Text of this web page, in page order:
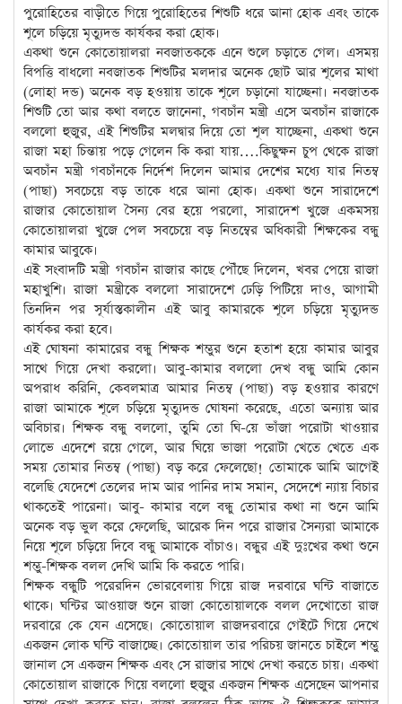
পুরোহিতের বাড়ীতে গিয়ে পুরোহিতের শিশুটি ধরে আনা হোক এবং তাকে
শূলে চড়িয়ে মৃত্যুদন্ড কার্যকর করা হোক।
একথা শুনে কোতোয়ালরা নবজাতককে এনে শুলে চড়াতে গেল। এসময়
বিপত্তি বাধলো নবজাতক শিশুটির মলদার অনেক ছোট আর শূলের মাথা
(লোহা দন্ড) অনেক বড় হওয়ায় তাকে শূলে চড়ানো যাচ্ছেনা। নবজাতক
শিশুটি তো আর কথা বলতে জানেনা, গবচাঁন মন্ত্রী এসে অবচাঁন রাজাকে
বললো হুজুর, এই শিশুটির মলদ্বার দিয়ে তো শূল যাচ্ছেনা, একথা শুনে
রাজা মহা চিন্তায় পড়ে গেলেন কি করা যায়….কিছুক্ষন চুপ থেকে রাজা
অবচাঁন মন্ত্রী গবচাঁনকে নির্দেশ দিলেন আমার দেশের মধ্যে যার নিতম্ব
(পাছা) সবচেয়ে বড় তাকে ধরে আনা হোক। একথা শুনে সারাদেশে
রাজার কোতোয়াল সৈন্য বের হয়ে পরলো, সারাদেশ খুজে একমসয়
কোতোয়ালরা খুজে পেল সবচেয়ে বড় নিতম্বের অধিকারী শিক্ষকের বন্ধু
কামার আবুকে।
এই সংবাদটি মন্ত্রী গবচাঁন রাজার কাছে পৌঁছে দিলেন, খবর পেয়ে রাজা
মহাখুশি। রাজা মন্ত্রীকে বললো সারাদেশে ঢেড়ি পিটিয়ে দাও, আগামী
তিনদিন পর সূর্যাস্তকালীন এই আবু কামারকে শূলে চড়িয়ে মৃত্যুদন্ড
কার্যকর করা হবে।
এই ঘোষনা কামারের বন্ধু শিক্ষক শম্ভুর শুনে হতাশ হয়ে কামার আবুর
সাথে গিয়ে দেখা করলো। আবু-কামার বললো দেখ বন্ধু আমি কোন
অপরাধ করিনি, কেবলমাত্র আমার নিতম্ব (পাছা) বড় হওয়ার কারণে
রাজা আমাকে শূলে চড়িয়ে মৃত্যুদন্ড ঘোষনা করেছে, এতো অন্যায় আর
অবিচার। শিক্ষক বন্ধু বললো, তুমি তো ঘি-য়ে ভাঁজা পরোটা খাওয়ার
লোভে এদেশে রয়ে গেলে, আর ঘিয়ে ভাজা পরোটা খেতে খেতে এক
সময় তোমার নিতম্ব (পাছা) বড় করে ফেলেছো! তোমাকে আমি আগেই
বলেছি যেদেশে তেলের দাম আর পানির দাম সমান, সেদেশে ন্যায় বিচার
থাকতেই পারেনা। আবু- কামার বলে বন্ধু তোমার কথা না শুনে আমি
অনেক বড় ভুল করে ফেলেছি, আরেক দিন পরে রাজার সৈন্যরা আমাকে
নিয়ে শূলে চড়িয়ে দিবে বন্ধু আমাকে বাঁচাও। বন্ধুর এই দুঃখের কথা শুনে
শম্ভু-শিক্ষক বলল দেখি আমি কি করতে পারি।
শিক্ষক বন্ধুটি পরেরদিন ভোরবেলায় গিয়ে রাজ দরবারে ঘন্টি বাজাতে
থাকে। ঘন্টির আওয়াজ শুনে রাজা কোতোয়ালকে বলল দেখোতো রাজ
দরবারে কে যেন এসেছে। কোতোয়াল রাজদরবারে গেইটে গিয়ে দেখে
একজন লোক ঘন্টি বাজাচ্ছে। কোতোয়াল তার পরিচয় জানতে চাইলে শম্ভু
জানাল সে একজন শিক্ষক এবং সে রাজার সাথে দেখা করতে চায়। একথা
কোতোয়াল রাজাকে গিয়ে বললো হুজুর একজন শিক্ষক এসেছেন আপনার